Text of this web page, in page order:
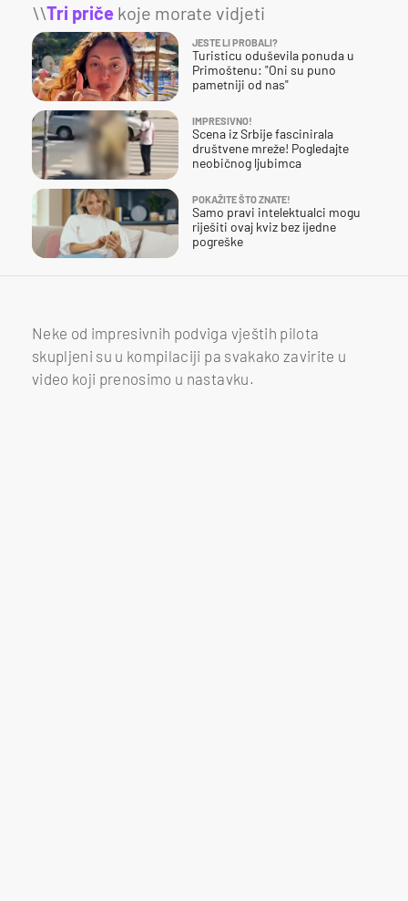
\\Tri priče koje morate vidjeti
JESTE LI PROBALI?
Turisticu oduševila ponuda u
Primoštenu: "Oni su puno
pametniji od nas"
IMPRESIVNO!
Scena iz Srbije fascinirala
društvene mreže! Pogledajte
neobičnog ljubimca
POKAŽITE ŠTO ZNATE!
Samo pravi intelektualci mogu
riješiti ovaj kviz bez ijedne
pogreške
Neke od impresivnih podviga vještih pilota
skupljeni su u kompilaciji pa svakako zavirite u
video koji prenosimo u nastavku.